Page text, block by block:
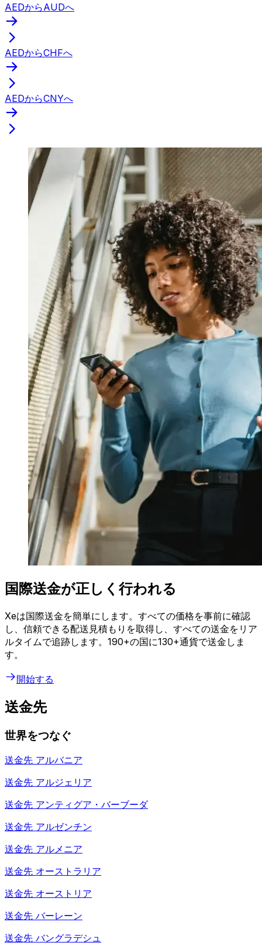
AEDからAUDへ
AEDからCHFへ
AEDからCNYへ
国際送金が正しく行われる
Xeは国際送金を簡単にします。すべての価格を事前に確認
し、信頼できる配送見積もりを取得し、すべての送金をリア
ルタイムで追跡します。190+の国に130+通貨で送金しま
す。
開始する
送金先
世界をつなぐ
送金先 アルバニア
送金先 アルジェリア
送金先 アンティグア・バーブーダ
送金先 アルゼンチン
送金先 アルメニア
送金先 オーストラリア
送金先 オーストリア
送金先 バーレーン
送金先 バングラデシュ